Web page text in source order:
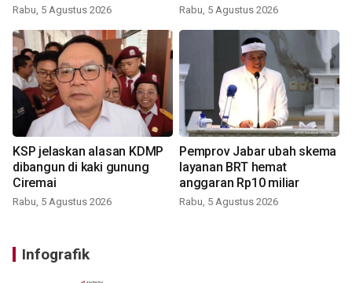
Rabu, 5 Agustus 2026 Rabu, 5 Agustus 2026
KSP jelaskan alasan KDMP
dibangun di kaki gunung
Ciremai
Rabu, 5 Agustus 2026
Pemprov Jabar ubah skema
layanan BRT hemat
anggaran Rp10 miliar
Rabu, 5 Agustus 2026
Infografik